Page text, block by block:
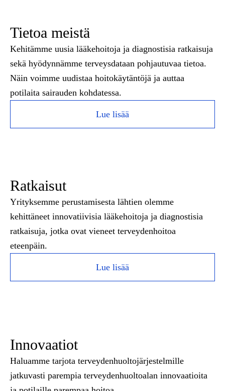
Tietoa meistä
Kehitämme uusia lääkehoitoja ja diagnostisia ratkaisuja
sekä hyödynnämme terveysdataan pohjautuvaa tietoa.
Näin voimme uudistaa hoitokäytäntöjä ja auttaa
potilaita sairauden kohdatessa.
Lue lisää
Ratkaisut
Yrityksemme perustamisesta lähtien olemme
kehittäneet innovatiivisia lääkehoitoja ja diagnostisia
ratkaisuja, jotka ovat vieneet terveydenhoitoa
eteenpäin.
Lue lisää
Innovaatiot
Haluamme tarjota terveydenhuoltojärjestelmille
jatkuvasti parempia terveydenhuoltoalan innovaatioita